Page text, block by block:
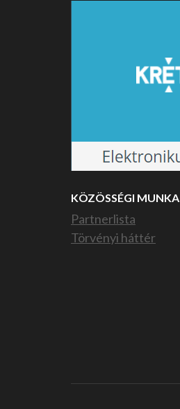
KÖZÖSSÉGI MUNKA
Partnerlista
Törvényi háttér